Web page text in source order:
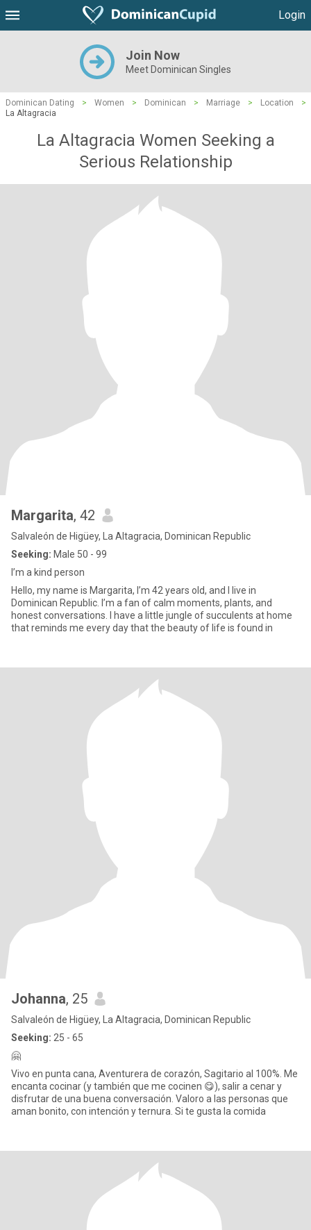
Login
Join Now
Meet Dominican Singles
Dominican Dating > Women > Dominican > Marriage > Location
>
La Altagracia
La Altagracia Women Seeking a
Serious Relationship
Margarita, 42
Salvaleón de Higüey, La Altagracia, Dominican Republic
Seeking: Male 50 - 99
I’m a kind person
Hello, my name is Margarita, I’m 42 years old, and I live in
Dominican Republic. I’m a fan of calm moments, plants, and
honest conversations. I have a little jungle of succulents at home
that reminds me every day that the beauty of life is found in
Johanna, 25
Salvaleón de Higüey, La Altagracia, Dominican Republic
Seeking: 25 - 65
🤗
Vivo en punta cana, Aventurera de corazón, Sagitario al 100%. Me
encanta cocinar (y también que me cocinen 😋), salir a cenar y
disfrutar de una buena conversación. Valoro a las personas que
aman bonito, con intención y ternura. Si te gusta la comida